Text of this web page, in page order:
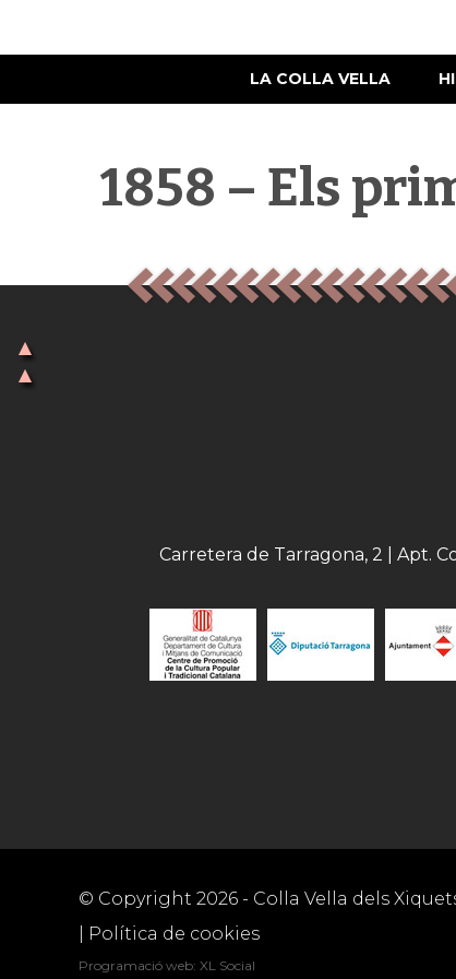
LA COLLA VELLA
1858 – Els
Carretera de Tarragona, 2 | Apt.
© Copyright 2026 - Colla Vella dels
Política de cookies
Programació web: XL Social